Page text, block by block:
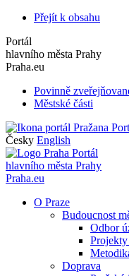
Přejít k obsahu
Portál
hlavního města Prahy
Praha.eu
Povinně
Městské části
Česky English
Portál
hlavního města Prahy
Praha.eu
O Praze
Budoucnost
Odbor
Doprava